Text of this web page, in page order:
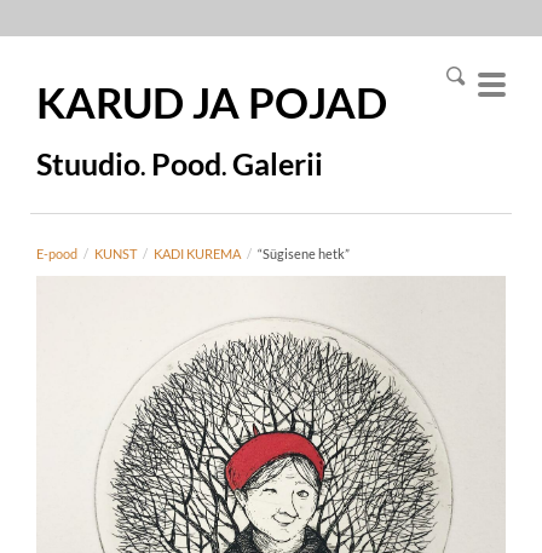
KARUD JA POJAD
Stuudio. Pood. Galerii
E-pood / KUNST / KADI KUREMA / “Sügisene hetk”